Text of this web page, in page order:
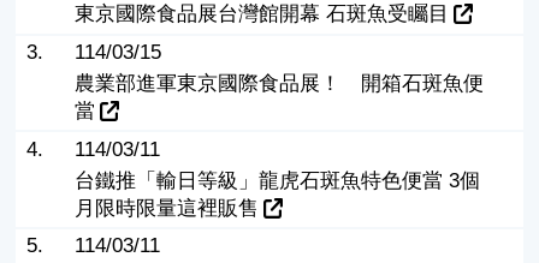
東京國際食品展台灣館開幕 石斑魚受矚目
3.
114/03/15
農業部進軍東京國際食品展！ 開箱石斑魚便
當
4.
114/03/11
台鐵推「輸日等級」龍虎石斑魚特色便當 3個
月限時限量這裡販售
5.
114/03/11